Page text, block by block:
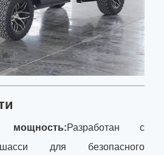
мощность:Разработан с
для безопасного